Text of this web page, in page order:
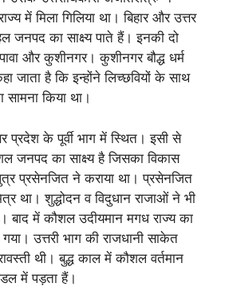
में मिला गिलिया था। बिहार और उत्तर
जनपद का साक्ष्य पाते हैं। इनकी दो
और कुशीनगर। कुशीनगर बौद्ध धर्म
जाता है कि इन्होंने लिच्छवियों के साथ
किया था।
प्रदेश के पूर्वी भाग में स्थित। इसी से
जनपद का साक्ष्य है जिसका विकास
प्रसेनजित ने कराया था। प्रसेनजित
था। शुद्धोदन व विदुधान राजाओं ने भी
बाद में कौशल उदीयमान मगध राज्य का
उत्तरी भाग की राजधानी साकेत
थी। बुद्ध काल में कौशल वर्तमान
में पड़ता हैं।